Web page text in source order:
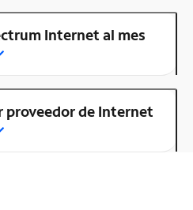
Internet al mes
proveedor de Internet